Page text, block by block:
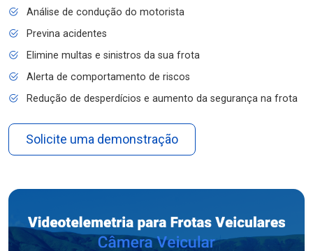
Análise de condução do motorista
Previna acidentes
Elimine multas e sinistros da sua frota
Alerta de comportamento de riscos
Redução de desperdícios e aumento da segurança na frota
Solicite uma demonstração